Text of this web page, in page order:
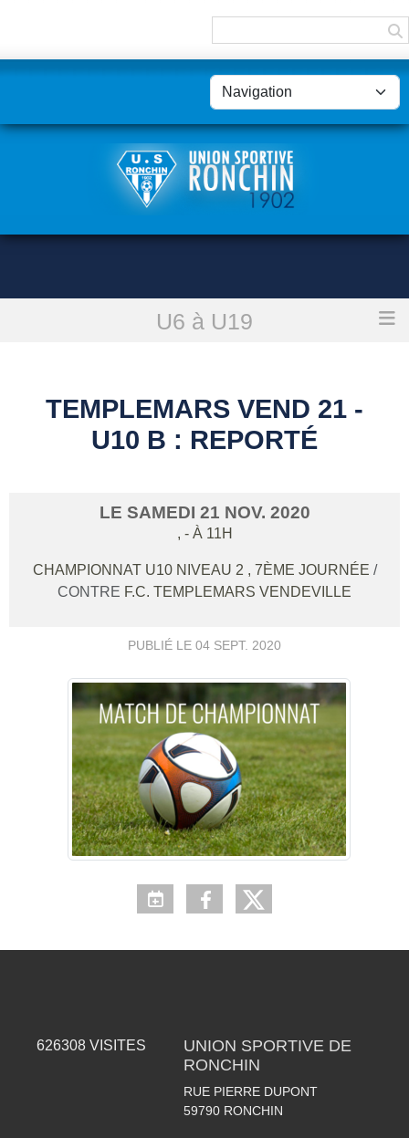
U6 à U19
Templemars Vend 21 - U10 B : reporté
TEMPLEMARS VEND 21 -
U10 B : REPORTÉ
LE SAMEDI 21 NOV. 2020
, - À 11H
CHAMPIONNAT U10 NIVEAU 2 , 7ÈME JOURNÉE /
CONTRE F.C. TEMPLEMARS VENDEVILLE
PUBLIÉ LE 04 SEPT. 2020
626308 VISITES
UNION SPORTIVE DE
RONCHIN
RUE PIERRE DUPONT
59790 RONCHIN